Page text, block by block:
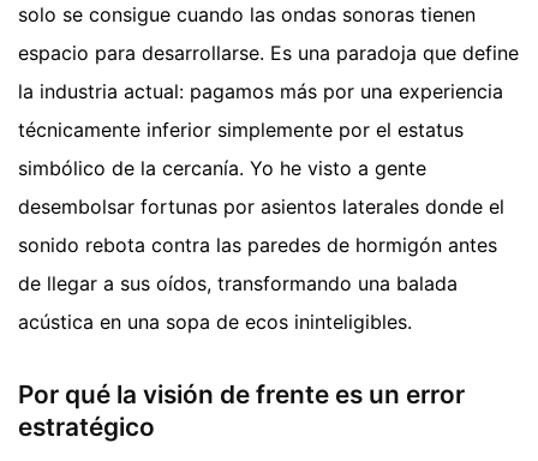
solo se consigue cuando las ondas sonoras tienen
espacio para desarrollarse. Es una paradoja que define
la industria actual: pagamos más por una experiencia
técnicamente inferior simplemente por el estatus
simbólico de la cercanía. Yo he visto a gente
desembolsar fortunas por asientos laterales donde el
sonido rebota contra las paredes de hormigón antes
de llegar a sus oídos, transformando una balada
acústica en una sopa de ecos ininteligibles.
Por qué la visión de frente es un error
estratégico